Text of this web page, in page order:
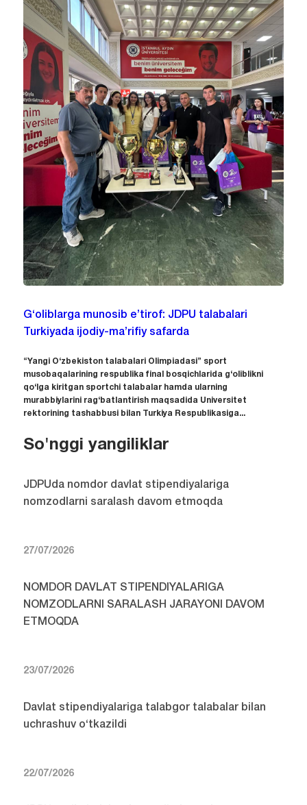
G‘oliblarga munosib e’tirof: JDPU talabalari
Turkiyada ijodiy-ma’rifiy safarda
“Yangi O‘zbekiston talabalari Olimpiadasi” sport
musobaqalarining respublika final bosqichlarida g‘oliblikni
qo‘lga kiritgan sportchi talabalar hamda ularning
murabbiylarini rag‘batlantirish maqsadida Universitet
rektorining tashabbusi bilan Turkiya Respublikasiga...
So'nggi yangiliklar
JDPUda nomdor davlat stipendiyalariga
nomzodlarni saralash davom etmoqda
27/07/2026
NOMDOR DAVLAT STIPENDIYALARIGA
NOMZODLARNI SARALASH JARAYONI DAVOM
ETMOQDA
23/07/2026
Davlat stipendiyalariga talabgor talabalar bilan
uchrashuv o‘tkazildi
22/07/2026